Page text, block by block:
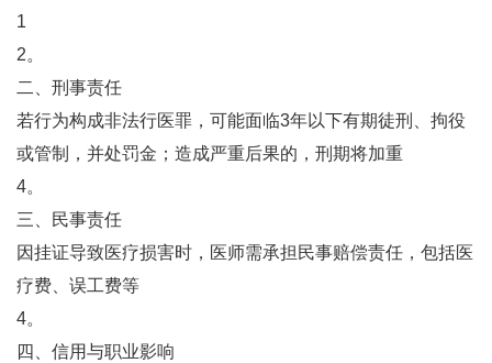
1
2。
二、刑事责任
若行为构成非法行医罪，可能面临3年以下有期徒刑、拘役
或管制，并处罚金；造成严重后果的，刑期将加重‌
4。
三、民事责任
因挂证导致医疗损害时，医师需承担民事赔偿责任，包括医
疗费、误工费等‌
4。
四、信用与职业影响